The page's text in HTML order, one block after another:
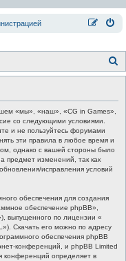
о
«мы», «наш», «CG in Games»,
со следующими условиями.
и не пользуйтесь форумами
эти правила в любое время и
однако с вашей стороны было
предмет изменений, так как
исправления условий
обеспечения для создания
обеспечение phpBB»,
выпущенного по лицензии «
Скачать его можно по адресу
обеспечения phpBB
конференций, и phpBB Limited
конференций определяет в